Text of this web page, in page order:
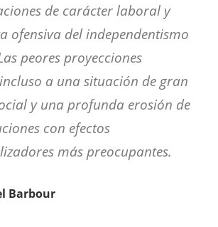
de carácter laboral y
ofensiva del independentismo
peores proyecciones
a una situación de gran
y una profunda erosión de
con efectos
más preocupantes.
Barbour